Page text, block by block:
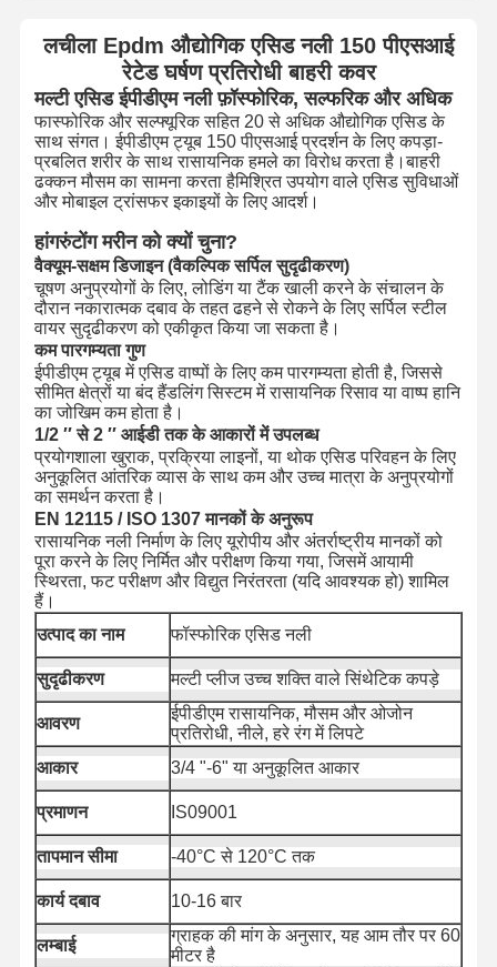
लचीला Epdm औद्योगिक एसिड नली 150 पीएसआई
रेटेड घर्षण प्रतिरोधी बाहरी कवर
मल्टी एसिड ईपीडीएम नली फ़ॉस्फोरिक, सल्फरिक और अधिक
फास्फोरिक और सल्फ्यूरिक सहित 20 से अधिक औद्योगिक एसिड के
साथ संगत। ईपीडीएम ट्यूब 150 पीएसआई प्रदर्शन के लिए कपड़ा-
प्रबलित शरीर के साथ रासायनिक हमले का विरोध करता है।बाहरी
ढक्कन मौसम का सामना करता हैमिश्रित उपयोग वाले एसिड सुविधाओं
और मोबाइल ट्रांसफर इकाइयों के लिए आदर्श।
हांगरुंटोंग मरीन को क्यों चुना?
वैक्यूम-सक्षम डिजाइन (वैकल्पिक सर्पिल सुदृढीकरण)
चूषण अनुप्रयोगों के लिए, लोडिंग या टैंक खाली करने के संचालन के
दौरान नकारात्मक दबाव के तहत ढहने से रोकने के लिए सर्पिल स्टील
वायर सुदृढीकरण को एकीकृत किया जा सकता है।
कम पारगम्यता गुण
ईपीडीएम ट्यूब में एसिड वाष्पों के लिए कम पारगम्यता होती है, जिससे
सीमित क्षेत्रों या बंद हैंडलिंग सिस्टम में रासायनिक रिसाव या वाष्प हानि
का जोखिम कम होता है।
1/2 ′′ से 2 ′′ आईडी तक के आकारों में उपलब्ध
प्रयोगशाला खुराक, प्रक्रिया लाइनों, या थोक एसिड परिवहन के लिए
अनुकूलित आंतरिक व्यास के साथ कम और उच्च मात्रा के अनुप्रयोगों
का समर्थन करता है।
EN 12115 / ISO 1307 मानकों के अनुरूप
रासायनिक नली निर्माण के लिए यूरोपीय और अंतर्राष्ट्रीय मानकों को
पूरा करने के लिए निर्मित और परीक्षण किया गया, जिसमें आयामी
स्थिरता, फट परीक्षण और विद्युत निरंतरता (यदि आवश्यक हो) शामिल
हैं।
उत्पाद का नाम
फॉस्फोरिक एसिड नली
सुदृढीकरण मल्टी प्लीज उच्च शक्ति वाले सिंथेटिक कपड़े
आवरण
ईपीडीएम रासायनिक, मौसम और ओजोन
प्रतिरोधी, नीले, हरे रंग में लिपटे
आकार
3/4 "-6" या अनुकूलित आकार
प्रमाणन IS09001
तापमान सीमा -40°C से 120°C तक
कार्य दबाव 10-16 बार
लम्बाई
ग्राहक की मांग के अनुसार, यह आम तौर पर 60
मीटर है